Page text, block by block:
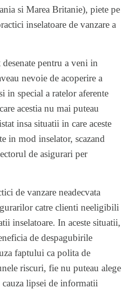
si Marea Britanie), piete pe
inselatoare de vanzare a
pentru a veni in
nevoie de acoperire a
in special a ratelor aferente
acestia nu mai puteau
insa situatii in care aceste
in mod inselator, scazand
de asigurari per
de vanzare neadecvata
catre clienti neeligibili
inselatoare. In aceste situatii,
de despagubirile
faptului ca polita de
riscuri, fie nu puteau alege
lipsei de informatii